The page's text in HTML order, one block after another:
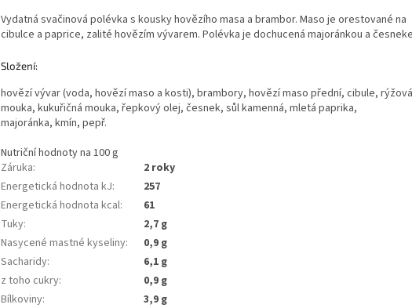
Vydatná svačinová polévka s kousky hovězího masa a brambor. Maso je orestované na
cibulce a paprice, zalité hovězím vývarem. Polévka je dochucená majoránkou a
Složení:
hovězí vývar (voda, hovězí maso a kosti), brambory, hovězí maso přední, cibule, rýžová
mouka, kukuřičná mouka, řepkový olej, česnek, sůl kamenná, mletá paprika,
majoránka, kmín, pepř.
Nutriční hodnoty na 100 g
Záruka:
2 roky
Energetická hodnota kJ:
257
Energetická hodnota kcal:
61
Tuky:
2,7 g
Nasycené mastné kyseliny:
0,9 g
Sacharidy:
6,1 g
z toho cukry:
0,9 g
Bílkoviny:
3,9 g